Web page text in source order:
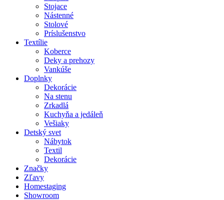
Stojace
Nástenné
Stolové
Príslušenstvo
Textílie
Koberce
Deky a prehozy
Vankúše
Doplnky
Dekorácie
Na stenu
Zrkadlá
Kuchyňa a jedáleň
Vešiaky
Detský svet
Nábytok
Textil
Dekorácie
Značky
Zľavy
Homestaging
Showroom